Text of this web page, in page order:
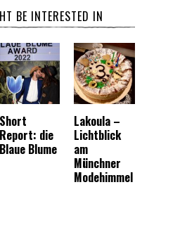
BE INTERESTED IN
Short
Report: die
Blaue Blume
Lakoula –
Lichtblick
am
Münchner
Modehimmel